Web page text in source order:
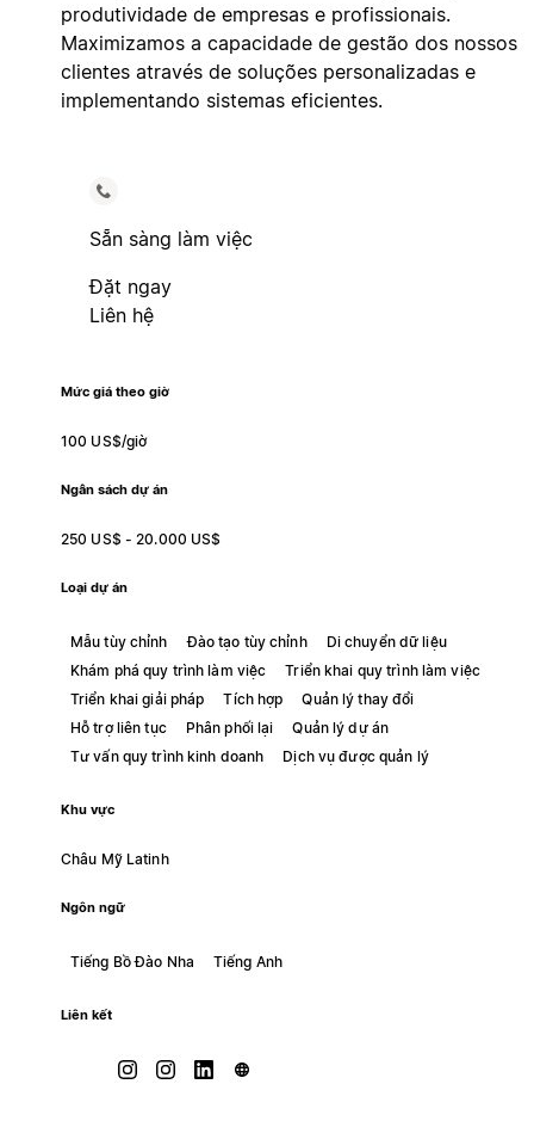
produtividade de empresas e profissionais.
Maximizamos a capacidade de gestão dos nossos
clientes através de soluções personalizadas e
implementando sistemas eficientes.
Sẵn sàng làm việc
Đặt ngay
Liên hệ
Mức giá theo giờ
100 US$/giờ
Ngân sách dự án
250 US$ - 20.000 US$
Loại dự án
Mẫu tùy chỉnh Đào tạo tùy chỉnh
Di chuyển dữ liệu
Khám phá quy trình làm việc
Triển khai quy trình làm việc
Triển khai giải pháp
Tích hợp
Quản lý thay đổi
Hỗ trợ liên tục
Phân phối lại
Quản lý dự án
Tư vấn quy trình kinh doanh
Dịch vụ được quản lý
Khu vực
Châu Mỹ Latinh
Ngôn ngữ
Tiếng Bồ Đào Nha Tiếng Anh
Liên kết